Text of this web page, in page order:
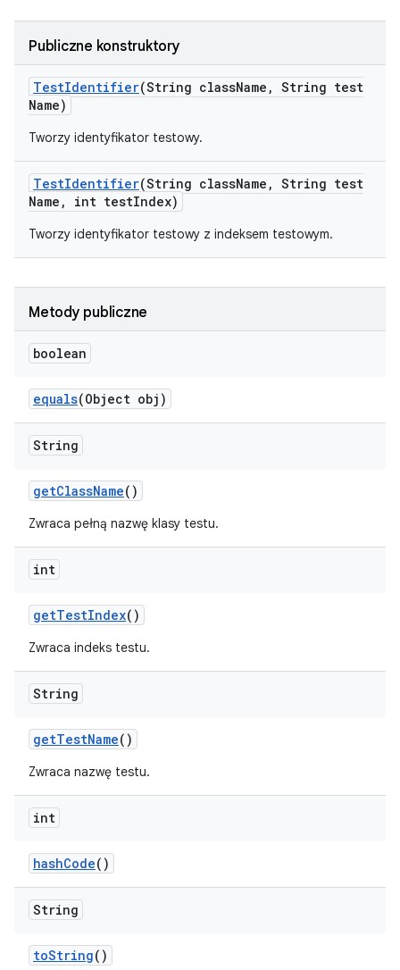
Publiczne konstruktory
TestIdentifier(String className , String test
Name)
Tworzy identyfikator testowy.
TestIdentifier(String className , String test
Name , int testIndex)
Tworzy identyfikator testowy z indeksem testowym.
Metody publiczne
boolean
equals(Object obj)
String
getClassName()
Zwraca pełną nazwę klasy testu.
int
getTestIndex()
Zwraca indeks testu.
String
getTestName()
Zwraca nazwę testu.
int
hashCode()
String
toString()